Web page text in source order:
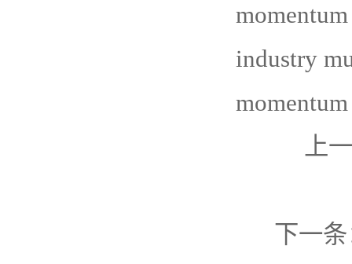
industry
上
下一